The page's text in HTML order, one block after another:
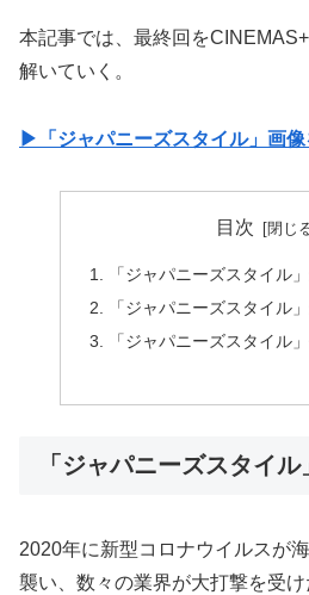
本記事では、最終回を
解いていく。
▶︎「ジャパニーズスタイル」画
目次
「ジャパニーズスタイル
「ジャパニーズスタイル
「ジャパニーズスタイル
「ジャパニーズスタイ
2020年に新型コロナウイルスが
襲い、数々の業界が大打撃を受